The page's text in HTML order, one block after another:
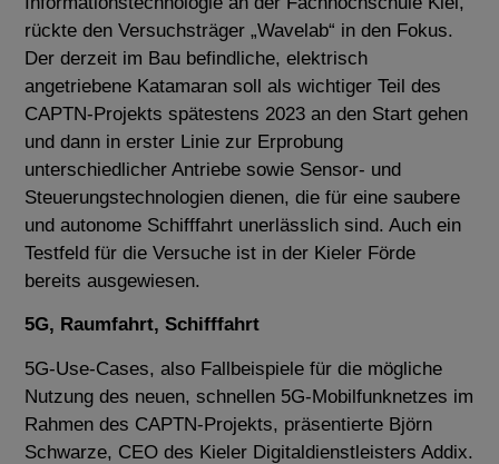
rückte den Versuchsträger „Wavelab“ in den Fokus.
Der derzeit im Bau befindliche, elektrisch
angetriebene Katamaran soll als wichtiger Teil des
CAPTN-Projekts spätestens 2023 an den Start gehen
und dann in erster Linie zur Erprobung
unterschiedlicher Antriebe sowie Sensor- und
Steuerungstechnologien dienen, die für eine saubere
und autonome Schifffahrt unerlässlich sind. Auch ein
Testfeld für die Versuche ist in der Kieler Förde
bereits ausgewiesen.
5G, Raumfahrt, Schifffahrt
5G-Use-Cases, also Fallbeispiele für die mögliche
Nutzung des neuen, schnellen 5G-Mobilfunknetzes im
Rahmen des CAPTN-Projekts, präsentierte Björn
Schwarze, CEO des Kieler Digitaldienstleisters Addix.